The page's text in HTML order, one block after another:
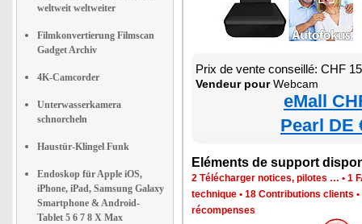
weltweit weltweiter
Filmkonvertierung Filmscan
Gadget Archiv
4K-Camcorder
Unterwasserkamera
schnorcheln
Haustür-Klingel Funk
Endoskop für Apple iOS,
iPhone, iPad, Samsung Galaxy
Smartphone & Android-
Tablet 5 6 7 8 X Max
Prix de vente conseillé: CHF
Vendeur pourWebcam
eMall
Pearl DE
Eléments de support
2 Télécharger notices, pilotes … • 1
technique • 18 Contributions clients •
récompenses